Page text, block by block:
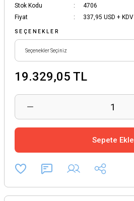
Stok Kodu
4706
Fiyat
337,95 USD + KDV
SEÇENEKLER
19.329,05 TL
Sepete Ekle